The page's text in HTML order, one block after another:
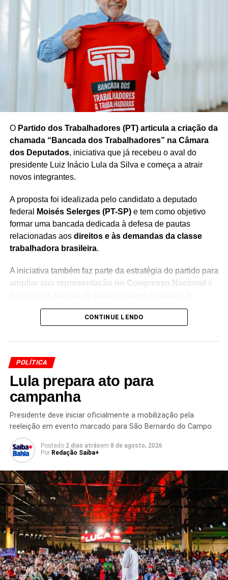
preparativos da Justiça Eleitoral para os próximos
processos eleitorais, com foco na manutenção dos
mecanismos de segurança, fiscalização e transparência
utilizados no sistema de votação brasileiro.
Redação Saiba+
O Partido dos Trabalhadores (PT) articula a criação da
chamada “Bancada dos Trabalhadores” na Câmara
dos Deputados, iniciativa que já recebeu o aval do
presidente Luiz Inácio Lula da Silva e começa a atrair
novos integrantes.
A proposta foi idealizada pelo candidato a deputado
federal
Moisés Selerges (PT-SP)e tem como objetivo
formar uma bancada dedicada à defesa de pautas
relacionadas aos direitos e às demandas da classe
trabalhadora brasileira.
A iniciativa também faz parte da estratégia do partido para
ampliar sua representação no Congresso Nacional
e
pautas trabalhistas.
considerados prioritários para os trabalhadores, criando
discutir e acompanhar propostas relacionadas ao
mercado de trabalho e aos direitos sociais.
Com o apoio de Lula, a proposta passou a ganhar espaço
dentro do partido e busca conquistar novos
parlamentares interessados em integrar o grupo.
A expectativa é de que a articulação avance durante o
período eleitoral, com a apresentação da iniciativa a
candidatos e lideranças políticas. A composição definitiva
da“Bancada dos Trabalhadores”dependerá,
posteriormente, dos resultados das eleições e da adesão
dos parlamentares eleitos.
Redação Saiba+
CONTINUE LENDO
POLÍTICA
Lula prepara ato para
campanha
Presidente deve iniciar oficialmente a mobilização pela
reeleição em evento marcado para São Bernardo do Campo
Postado 2 dias atrásem 8 de agosto, 2026
Por Redação Saiba+